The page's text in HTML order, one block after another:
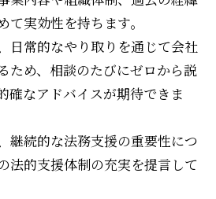
て実効性を持ちます。
日常的なやり取りを通じて会社
ため、相談のたびにゼロから説
確なアドバイスが期待できま
継続的な法務支援の重要性につ
法的支援体制の充実を提言して